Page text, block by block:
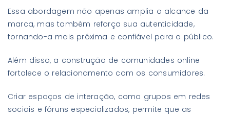
Essa abordagem não apenas amplia o alcance da
marca, mas também reforça sua autenticidade,
tornando-a mais próxima e confiável para o público.
Além disso, a construção de comunidades online
fortalece o relacionamento com os consumidores.
Criar espaços de interação, como grupos em redes
sociais e fóruns especializados, permite que as